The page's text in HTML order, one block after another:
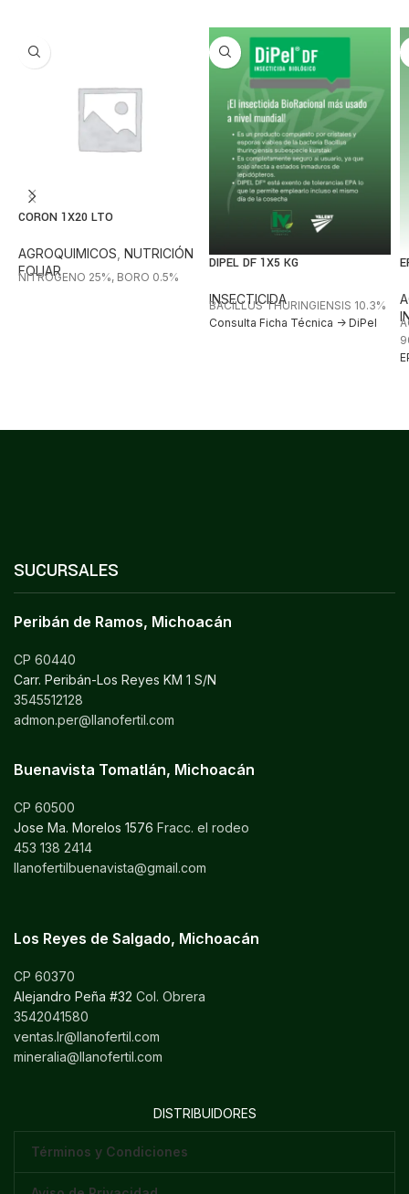
CORON 1X20 LTO
AGROQUIMICOS NUTRICIÓN
FOLIAR
NITROGENO 25%, BORO 0.5%
DIPEL DF 1X5 KG
INSECTICIDA
BACILLUS THURINGIENSIS 10.3%
Consulta Ficha Técnica -> DiPel
SUCURSALES
Peribán de Ramos, Michoacán
CP 60440
Carr. Peribán-Los Reyes KM 1 S/N
3545512128
admon.per@llanofertil.com
Buenavista Tomatlán, Michoacán
CP 60500
Jose Ma. Morelos 1576 Fracc. el rodeo
453 138 2414
llanofertilbuenavista@gmail.com
Los Reyes de Salgado, Michoacán
CP 60370
Alejandro Peña #32 Col. Obrera
3542041580
ventas.lr@llanofertil.com
mineralia@llanofertil.com
DISTRIBUIDORES
Términos y Condiciones